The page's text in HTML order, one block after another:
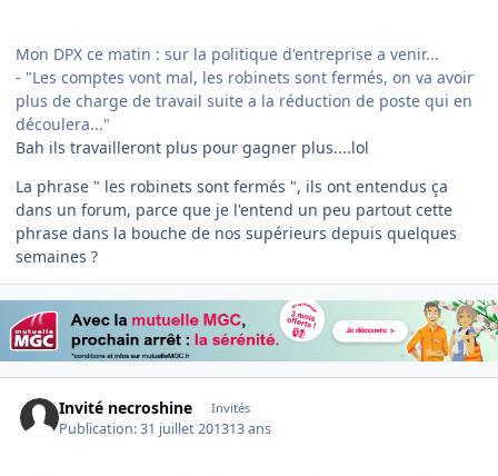
Mon DPX ce matin : sur la politique d'entreprise a venir...
- "Les comptes vont mal, les robinets sont fermés, on va avoir
plus de charge de travail suite a la réduction de poste qui en
découlera..."
Bah ils travailleront plus pour gagner plus....lol
La phrase " les robinets sont fermés ", ils ont entendus ça
dans un forum, parce que je l'entend un peu partout cette
phrase dans la bouche de nos supérieurs depuis quelques
semaines ?
Invité necroshine Invités
Publication:31 juillet 201313 ans